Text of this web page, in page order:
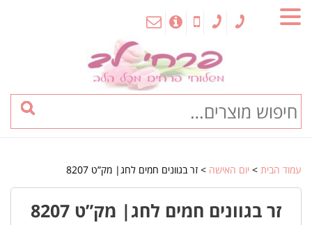
עמוד הבית > יום האישה > זר בגוונים חמים לחג| מק”ט 8207
זר בגוונים חמים לחג| מק”ט 8207